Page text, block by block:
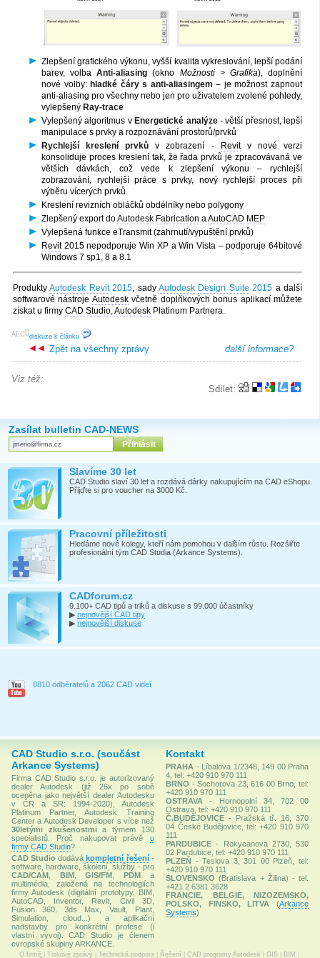
Zlepšení grafického výkonu, vyšší kvalita vykreslování, lepší podání
barev, volbaAnti-aliasing (okno Možnosti > Grafika), doplnění
nové volby: hladké čáry s anti-aliasingem – je možnost zapnout
anti-aliasing pro všechny nebo jen pro uživatelem zvolené pohledy,
vylepšený Ray-trace
Vylepšený algoritmus v Energetické analýze- větší přesnost, lepší
manipulace s prvky a rozpoznávání prostorů/prvků
Rychlejší kreslení prvků v zobrazení - Revitv nové verzi
konsoliduje proces kreslení tak, že řada prvků je zpracovávaná ve
větších dávkách, což vede k zlepšení výkonu – rychlejší
zobrazování, rychlejší práce s prvky, nový rychlejší proces při
výběru vícerých prvků.
Kreslení revizních obláčků obdélníky nebo polygony
Zlepšený export doAutodesk Fabrication aAutoCAD MEP
Vylepšená funkce eTransmit (zahrnutí/vypuštění prvků)
Revit2015 nepodporuje Win XP a Win Vista – podporuje 64bitové
Windows 7 sp1, 8 a 8.1
ProduktyAutodesk Revit2015, sadyAutodesk Design Suite 2015 a další
softwarové nástroje Autodeskvčetně doplňkových bonus aplikací můžete
získat u firmy CAD Studio,Autodesk Platinum Partnera.
[
AEC ]
diskuze k článku
další informace?
Zpět na všechny zprávy
Sdílet:
Viz též:
Zasílat bulletin CAD-NEWS
Slavíme 30 let
CAD Studio slaví 30 let a rozdává dárky nakupujícím na CAD eShopu.
Přijďte si pro voucher na 3000 Kč.
Pracovní příležitosti
Hledáme nové kolegy, kteří nám pomohou v dalším růstu. Rozšiřte
profesionální tým CAD Studia (Arkance Systems).
CADforum.cz
9.100+ CAD tipů a triků a diskuse s 99.000 účastníky
▶ nejnovější CAD tipy
▶ nejnovější diskuse
8810 odběratelů a 2062 CAD videí
CAD Studio s.r.o. (součást
Arkance Systems)
Firma CAD Studio s.r.o. je autorizovaný
dealer Autodesk (již 26x po sobě
oceněna jako největší dealer Autodesku
v ČR a SR: 1994-2020), Autodesk
Platinum Partner, Autodesk Training
Center a Autodesk Developer s více než
30letými zkušenostmia týmem 130
specialistů. Proč nakupovat právě u
firmy CAD Studio?
CAD Studio dodávákompletní řešení-
software, hardware, školení, služby - pro
CAD/CAM
BIM,GIS/FM ,PDM a
multimédia, založená na technologiích
firmy Autodesk (digitální prototypy, BIM,
AutoCAD, Inventor, Revit, Civil 3D,
Fusion 360, 3ds Max, Vault, Plant,
Simulation, cloud...) a aplikační
nadstavby pro konkrétní profese (i
vlastní vývoj). CAD Studio je členem
evropské skupiny ARKANCE.
Kontakt
PRAHA - Líbalova 1/2348, 149 00 Praha
4, tel: +420 910 970 111
BRNO - Sochorova 23, 616 00 Brno, tel:
+420 910 970 111
OSTRAVA
- Hornopolní 34, 702 00
Ostrava, tel: +420 910 970 111
Č.BUDĚJOVICE - Pražská tř. 16, 370
04 České Budějovice, tel: +420 910 970
111
PARDUBICE - Rokycanova 2730, 530
02 Pardubice, tel: +420 910 970 111
PLZEŇ - Teslova 3, 301 00 Plzeň, tel:
+420 910 970 111
SLOVENSKO (Bratislava + Žilina) - tel.
+421 2 6381 3628
FRANCIE, BELGIE, NIZOZEMSKO,
POLSKO, FINSKO, LITVA
(Arkance
Systems)
O firmě Tiskové zprávy Technická podpora Řešení CAD programy Autodesk GIS BIM